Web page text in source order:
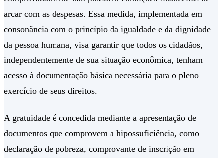
arcar com as despesas. Essa medida, implementada em
consonância com o princípio da igualdade e da dignidade
da pessoa humana, visa garantir que todos os cidadãos,
independentemente de sua situação econômica, tenham
acesso à documentação básica necessária para o pleno
exercício de seus direitos.
A gratuidade é concedida mediante a apresentação de
documentos que comprovem a hipossuficiência, como
declaração de pobreza, comprovante de inscrição em